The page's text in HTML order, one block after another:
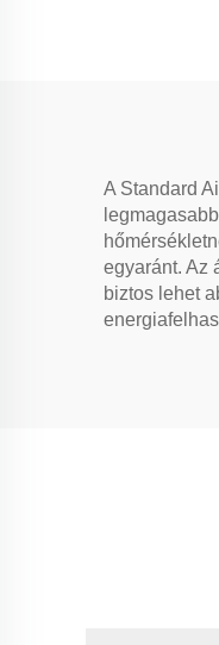
A Standard
egyaránt. Az
biztos lehet